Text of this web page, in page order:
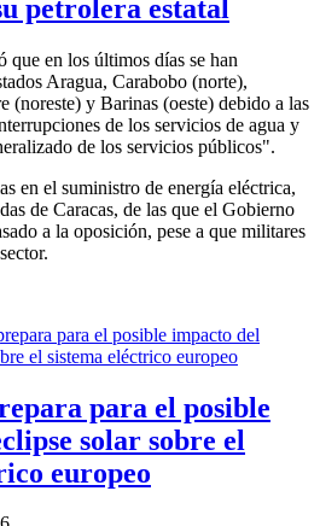
petrolera estatal
en los últimos días se han
Aragua, Carabobo (norte),
(noreste) y Barinas (oeste) debido a las
de los servicios de agua y
de los servicios públicos".
en el suministro de energía eléctrica,
de Caracas, de las que el Gobierno
a la oposición, pese a que militares
para el posible
solar sobre el
europeo